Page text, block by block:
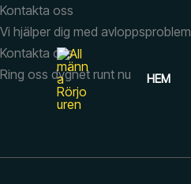
Hoppa
till
innehåll
HEM
Kontakta oss
Vi hjälper dig med avloppsproblem
Kontakta oss
Ring oss dygnet runt nu